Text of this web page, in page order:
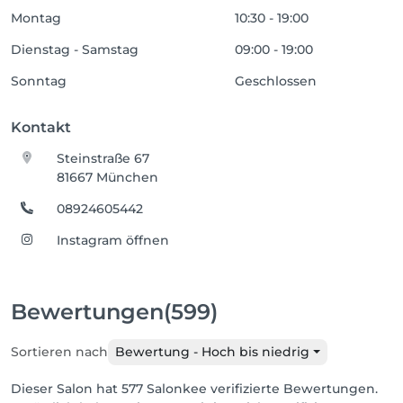
Montag
10:30 - 19:00
Dienstag - Samstag
09:00 - 19:00
Sonntag
Geschlossen
Kontakt
Steinstraße 67
81667 München
08924605442
Instagram öffnen
Bewertungen(599)
Sortieren nach Bewertung - Hoch bis niedrig
Dieser Salon hat 577 Salonkee verifizierte Bewertungen.